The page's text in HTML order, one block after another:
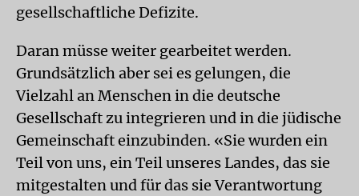
gesellschaftliche Defizite.
Daran müsse weiter gearbeitet werden.
Grundsätzlich aber sei es gelungen, die
Vielzahl an Menschen in die deutsche
Gesellschaft zu integrieren und in die jüdische
Gemeinschaft einzubinden. «Sie wurden ein
Teil von uns, ein Teil unseres Landes, das sie
mitgestalten und für das sie Verantwortung